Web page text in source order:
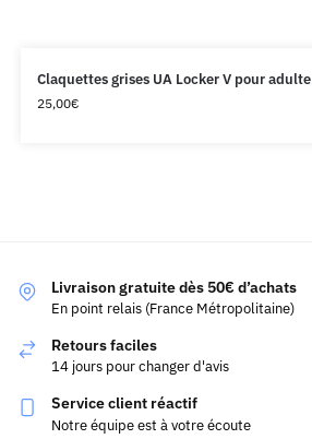
Claquettes grises UA Locker V pour adulte
25,00€
Livraison gratuite dès 50€ d’achats
En point relais (France Métropolitaine)
Retours faciles
14 jours pour changer d'avis
Service client réactif
Notre équipe est à votre écoute